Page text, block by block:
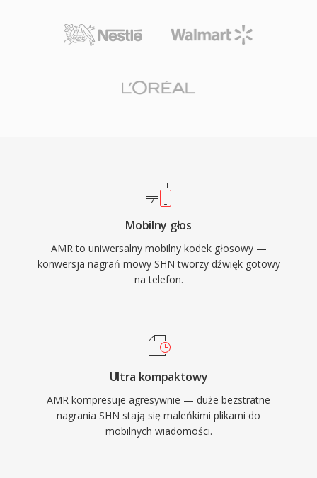
wymieniacych sie uzytkownikow. Choc FLAC
ostatecznie zastapil Shorten lepsza kompresja,
metadanymi, SHN zachowuje znaczenie
swiecie, uzywany w miliardach polaczen
AMR przy 12,2 kbps zajmuje ok. 90 KB, co jest
generowanie szumu komfortu, co redukuje
transmisje w czasie ciszy. Choc AMR nie nadaje
sie do muzyki ze wzgledu na waskie pasmo
(300-3400 Hz), doskonale sprawdza sie w
dostarczaniu zrozumialej mowy w trudnych
Mobilny głos
AMR to uniwersalny mobilny kodek głosowy —
konwersja nagrań mowy SHN tworzy dźwięk gotowy
na telefon.
Ultra kompaktowy
AMR kompresuje agresywnie — duże bezstratne
nagrania SHN stają się maleńkimi plikami do
mobilnych wiadomości.